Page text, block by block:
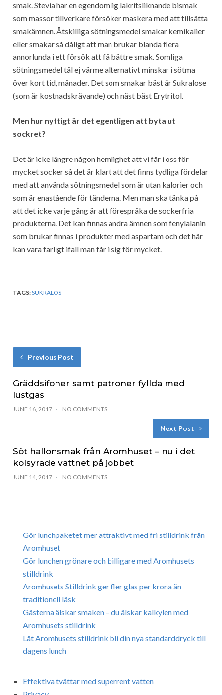
smak. Stevia har en egendomlig lakritsliknande bismak
som massor tillverkare försöker maskera med att tillsätta
smakämnen. Åtskilliga sötningsmedel smakar kemikalier
eller smakar så dåligt att man brukar blanda flera
annorlunda i ett försök att få bättre smak. Somliga
sötningsmedel tål ej värme alternativt minskar i sötma
över kort tid, månader. Det som smakar bäst är Sukralose
(som är kostnadskrävande) och näst bäst Erytritol.
Men hur nyttigt är det egentligen att byta ut
sockret?
Det är icke längre någon hemlighet att vi får i oss för
mycket socker så det är klart att det finns tydliga fördelar
med att använda sötningsmedel som är utan kalorier och
som är enastående för tänderna. Men man ska tänka på
att det icke varje gång är att förespråka de sockerfria
produkterna. Det kan finnas andra ämnen som fenylalanin
som brukar finnas i produkter med aspartam och det här
kan vara farligt ifall man får i sig för mycket.
TAGS:SUKRALOS
Previous Post
Gräddsifoner samt patroner fyllda med
lustgas
JUNE 16, 2017 NO COMMENTS
Next Post
Söt hallonsmak från Aromhuset – nu i det
kolsyrade vattnet på jobbet
JUNE 14, 2017 NO COMMENTS
Gör lunchpaketet mer attraktivt med fri stilldrink från
Aromhuset
Gör lunchen grönare och billigare med Aromhusets
stilldrink
Aromhusets Stilldrink ger fler glas per krona än
traditionell läsk
Gästerna älskar smaken – du älskar kalkylen med
Aromhusets stilldrink
Låt Aromhusets stilldrink bli din nya standarddryck till
dagens lunch
Effektiva tvättar med superrent vatten